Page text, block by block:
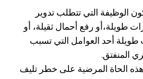
الوظيفة التي تتطلب تدوير
طويلة،أو رفع أحمال ثقيلة، أو
طويلة أحد العوامل التي تسبب
المنفتق.
هذه الحاة المرضية على خطر تليف